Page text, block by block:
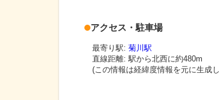
アクセス・駐車場
最寄り駅: 菊川駅
直線距離: 駅から北西に約480m
(この情報は経緯度情報を元に生成